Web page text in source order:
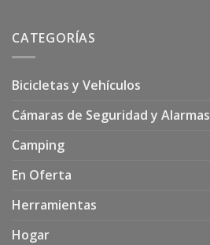
CATEGORÍAS
Bicicletas y Vehículos
Cámaras de Seguridad y Alarmas
Camping
En Oferta
Herramientas
Hogar